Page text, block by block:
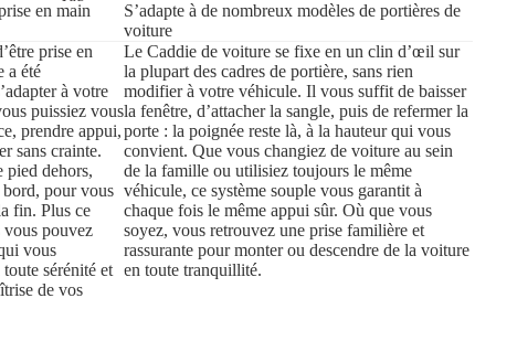
en main
prise en
a été
à votre
puissiez vous
prendre appui,
sans crainte.
pied dehors,
pour vous
fin. Plus ce
pouvez
vous
sérénité et
de vos
S’adapte à de nombreux modèles de portières de
voiture
Le Caddie de voiture se fixe en un clin d’œil sur
la plupart des cadres de portière, sans rien
modifier à votre véhicule. Il vous suffit de baisser
la fenêtre, d’attacher la sangle, puis de refermer la
porte : la poignée reste là, à la hauteur qui vous
convient. Que vous changiez de voiture au sein
de la famille ou utilisiez toujours le même
véhicule, ce système souple vous garantit à
chaque fois le même appui sûr. Où que vous
soyez, vous retrouvez une prise familière et
rassurante pour monter ou descendre de la voiture
en toute tranquillité.